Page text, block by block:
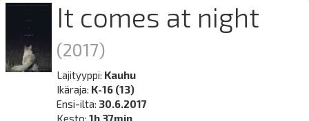
It comes at night
(2017)
Lajityyppi: Kauhu
Ikäraja: K-16 (13)
Ensi-ilta: 30.6.2017
Kesto:1h 37min